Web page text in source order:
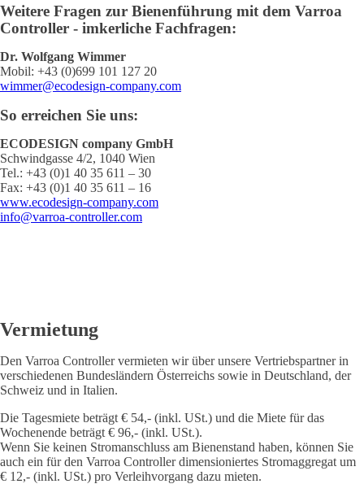
Weitere Fragen zur Bienenführung mit dem Varroa
Controller - imkerliche Fachfragen:
Dr. Wolfgang Wimmer
Mobil: +43 (0)699 101 127 20
wimmer@ecodesign-company.com
So erreichen Sie uns:
ECODESIGN company GmbH
Schwindgasse 4/2, 1040 Wien
Tel.: +43 (0)1 40 35 611 – 30
Fax: +43 (0)1 40 35 611 – 16
www.ecodesign-company.com
info@varroa-controller.com
Vermietung
Den Varroa Controller vermieten wir über unsere Vertriebspartner in
verschiedenen Bundesländern Österreichs sowie in Deutschland, der
Schweiz und in Italien.
Die Tagesmiete beträgt € 54,- (inkl. USt.) und die Miete für das
Wochenende beträgt € 96,- (inkl. USt.).
Wenn Sie keinen Stromanschluss am Bienenstand haben, können Sie
auch ein für den Varroa Controller dimensioniertes Stromaggregat um
€ 12,- (inkl. USt.) pro Verleihvorgang dazu mieten.